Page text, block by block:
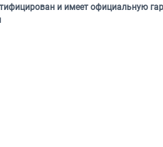
и имеет официальную